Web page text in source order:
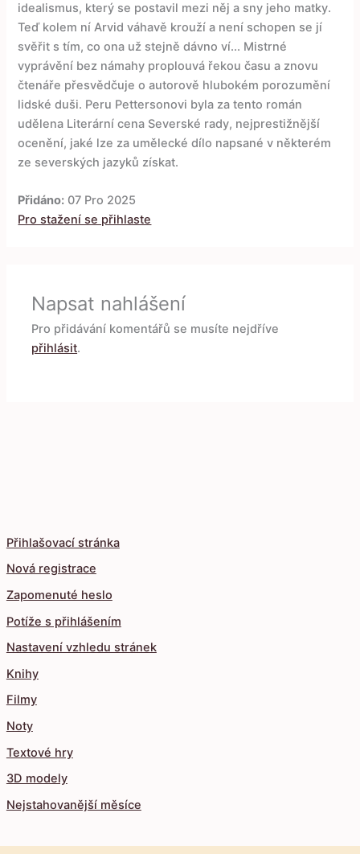
Přihlašovací stránka
Nová registrace
Zapomenuté heslo
Potíže s přihlášením
Nastavení vzhledu stránek
Knihy
Filmy
Noty
Textové hry
3D modely
Nejstahovanější měsíce
idealismus, který se postavil mezi něj a sny jeho matky.
Teď kolem ní Arvid váhavě krouží a není schopen se jí
svěřit s tím, co ona už stejně dávno ví... Mistrné
vyprávění bez námahy proplouvá řekou času a znovu
čtenáře přesvědčuje o autorově hlubokém porozumění
lidské duši. Peru Pettersonovi byla za tento román
udělena Literární cena Severské rady, nejprestižnější
ocenění, jaké lze za umělecké dílo napsané v některém
ze severských jazyků získat.
Přidáno: 07 Pro 2025
Pro stažení se přihlaste
Napsat nahlášení
Pro přidávání komentářů se musíte nejdříve
přihlásit.